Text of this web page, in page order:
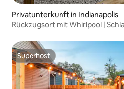
Privatunterkunft in Indianapolis
Rückzugsort mit Whirlpool |
Superhost
Superhost